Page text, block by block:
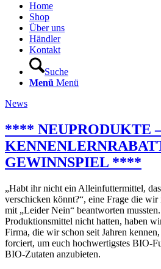
Home
Shop
Über uns
Händler
Kontakt
Suche
Menü Menü
News
**** NEUPRODUKTE
GEWINNSPIEL ****
„Habt ihr nicht ein Alleinfuttermittel,
verschicken könnt?“, eine Frage die
mit „Leider Nein“ beantworten
Produktionsmittel nicht hatten, haben
Firma, die wir schon seit Jahren
forciert, um euch hochwertigstes BIO-
BIO-Zutaten anzubieten.